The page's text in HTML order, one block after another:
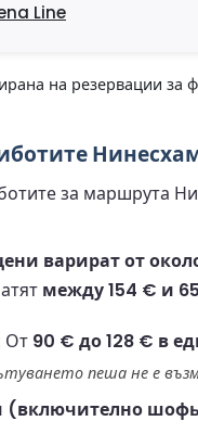
Line
на резервации за
за маршрута
варират от
между 154 € и
От 90 € до 128 € в
пеша не е
(включително